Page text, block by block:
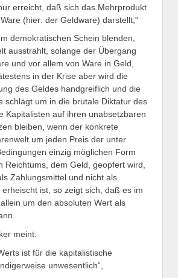
erreicht, daß sich das Mehrprodukt
(hier: der Geldware) darstellt,“
demokratischen Schein blenden,
ausstrahlt, solange der Übergang
und vor allem von Ware in Geld,
in der Krise aber wird die
des Geldes handgreiflich und die
schlägt um in die brutale Diktatur des
Kapitalisten auf ihren unabsetzbaren
bleiben, wenn der konkrete
um jeden Preis der unter
einzig möglichen Form
Reichtums, dem Geld, geopfert wird,
Zahlungsmittel und nicht als
ist, so zeigt sich, daß es im
um den absoluten Wert als
meint:
ist für die kapitalistische
unwesentlich“,